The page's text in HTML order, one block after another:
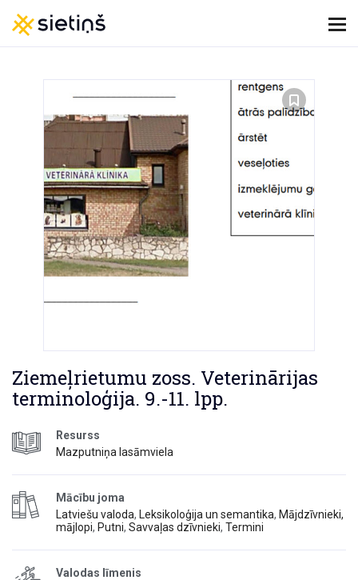
Ziemeļrietumu zoss. Veterinārijas
terminoloģija. 9.-11. lpp.
Resurss
Mazputniņa lasāmviela
Mācību joma
Latviešu valoda, Leksikoloģija un semantika, Mājdzīvnieki,
mājlopi, Putni, Savvaļas dzīvnieki, Termini
Valodas līmenis